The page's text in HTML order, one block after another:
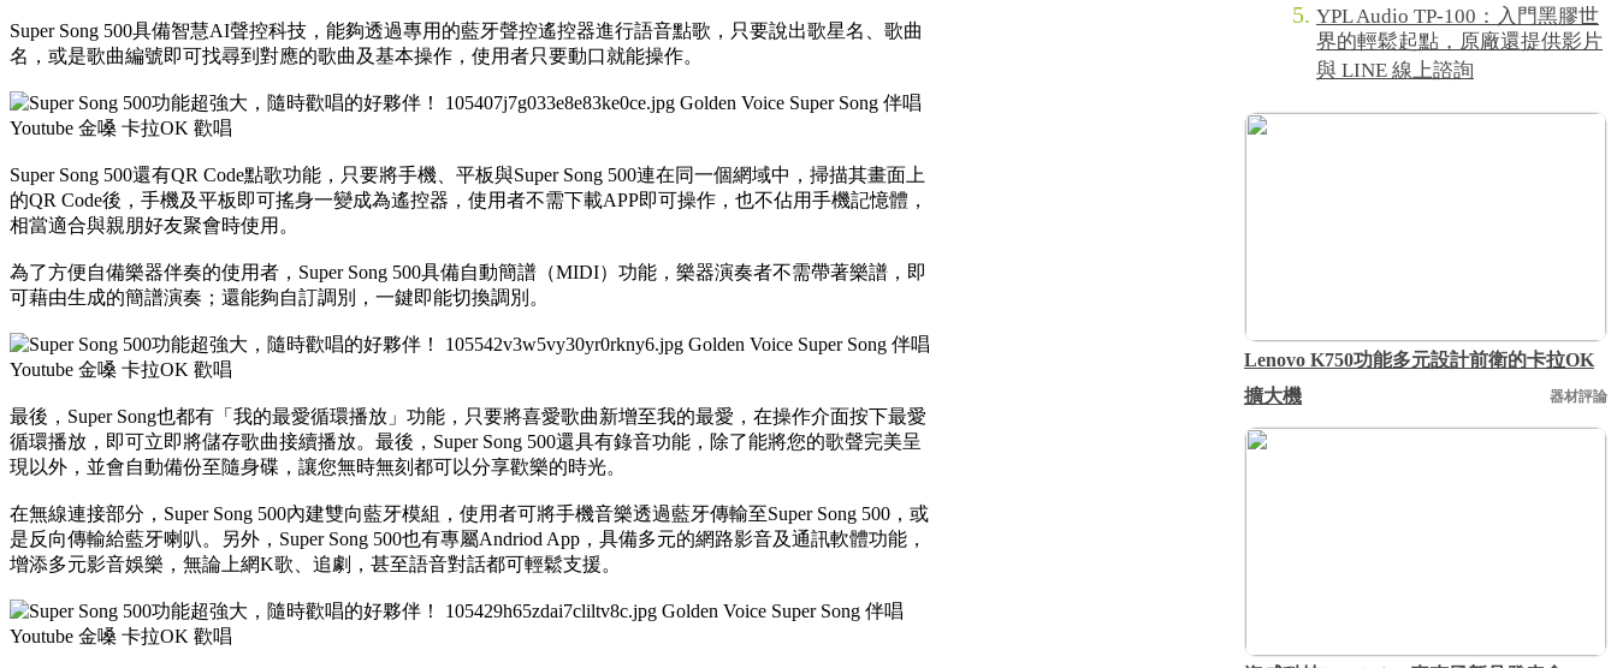
Super Song 500具備智慧AI聲控科技，能夠透過專用的藍牙聲控遙控器進行語音點歌，只要說出歌星名、歌曲
名，或是歌曲編號即可找尋到對應的歌曲及基本操作，使用者只要動口就能操作。
Super Song 500還有QR Code點歌功能，只要將手機、平板與Super Song 500連在同一個網域中，掃描其畫面上
的QR Code後，手機及平板即可搖身一變成為遙控器，使用者不需下載APP即可操作，也不佔用手機記憶體，
相當適合與親朋好友聚會時使用。
為了方便自備樂器伴奏的使用者，Super Song 500具備自動簡譜（MIDI）功能，樂器演奏者不需帶著樂譜，即
可藉由生成的簡譜演奏；還能夠自訂調別，一鍵即能切換調別。
最後，Super Song也都有「我的最愛循環播放」功能，只要將喜愛歌曲新增至我的最愛，在操作介面按下最愛
循環播放，即可立即將儲存歌曲接續播放。最後，Super Song 500還具有錄音功能，除了能將您的歌聲完美呈
現以外，並會自動備份至隨身碟，讓您無時無刻都可以分享歡樂的時光。
在無線連接部分，Super Song 500內建雙向藍牙模組，使用者可將手機音樂透過藍牙傳輸至Super Song 500，或
是反向傳輸給藍牙喇叭。另外，Super Song 500也有專屬Andriod App，具備多元的網路影音及通訊軟體功能，
增添多元影音娛樂，無論上網K歌、追劇，甚至語音對話都可輕鬆支援。
YPL Audio TP-100：入門黑膠世
界的輕鬆起點，原廠還提供影片
與 LINE 線上諮詢
Lenovo K750功能多元設計前衛的卡拉OK
擴大機
器材評論